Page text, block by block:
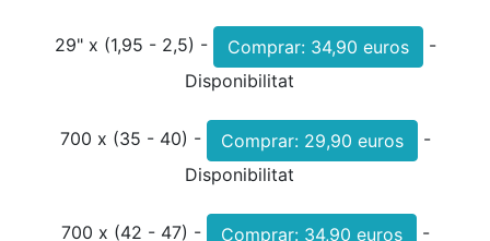
29" x (1,95 - 2,5) -
-
Disponibilitat
700 x (35 - 40) -
-
Disponibilitat
700 x (42 - 47) -
-